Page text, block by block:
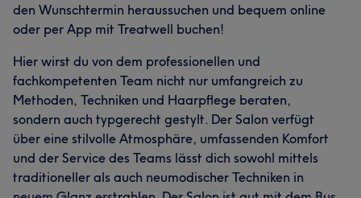
den Wunschtermin heraussuchen und bequem online
oder per App mit Treatwell buchen!
Hier wirst du von dem professionellen und
fachkompetenten Team nicht nur umfangreich zu
Methoden, Techniken und Haarpflege beraten,
sondern auch typgerecht gestylt. Der Salon verfügt
über eine stilvolle Atmosphäre, umfassenden Komfort
und der Service des Teams lässt dich sowohl mittels
traditioneller als auch neumodischer Techniken in